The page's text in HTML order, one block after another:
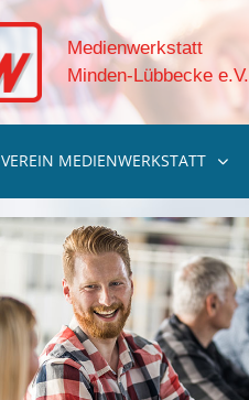
Medienwerkstatt
Minden-Lübbecke e.V.
VEREIN MEDIENWERKSTATT